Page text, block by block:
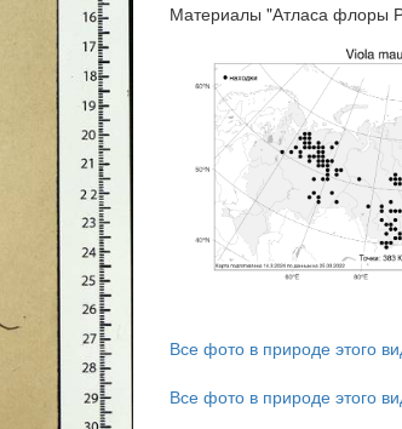
Материалы "Атласа флоры
Все фото в природе этого
Все фото в природе этого